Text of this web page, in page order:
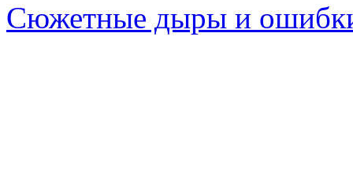
Сюжетные дыры и